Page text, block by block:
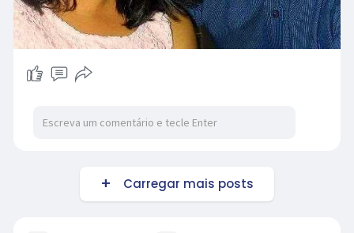
Carregar mais posts